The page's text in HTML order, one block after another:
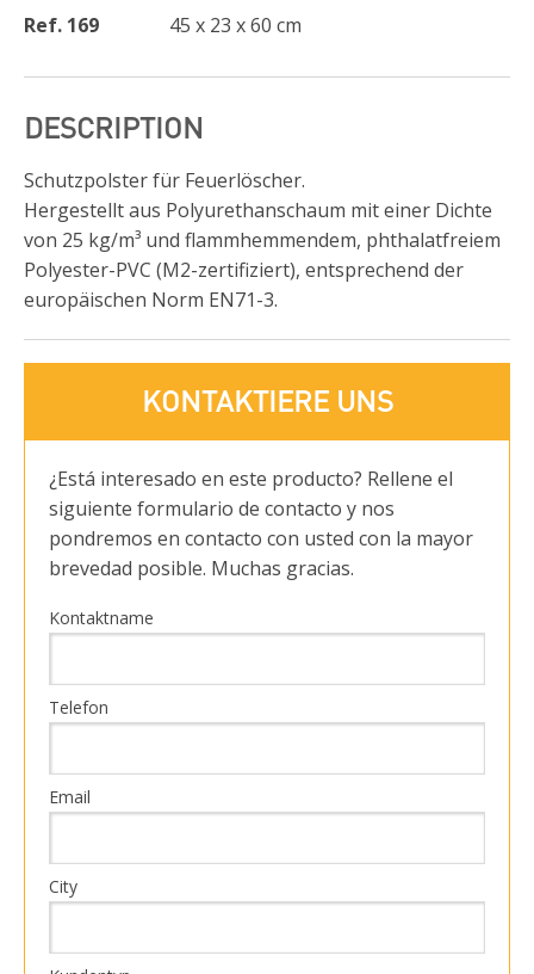
Ref. 169 45 x 23 x 60 cm
DESCRIPTION
Schutzpolster für Feuerlöscher.
Hergestellt aus Polyurethanschaum mit einer Dichte
von 25 kg/m³ und flammhemmendem, phthalatfreiem
Polyester-PVC (M2-zertifiziert), entsprechend der
europäischen Norm EN71-3.
KONTAKTIERE UNS
¿Está interesado en este producto? Rellene el
siguiente formulario de contacto y nos
pondremos en contacto con usted con la mayor
brevedad posible. Muchas gracias.
Kontaktname
Telefon
Email
City